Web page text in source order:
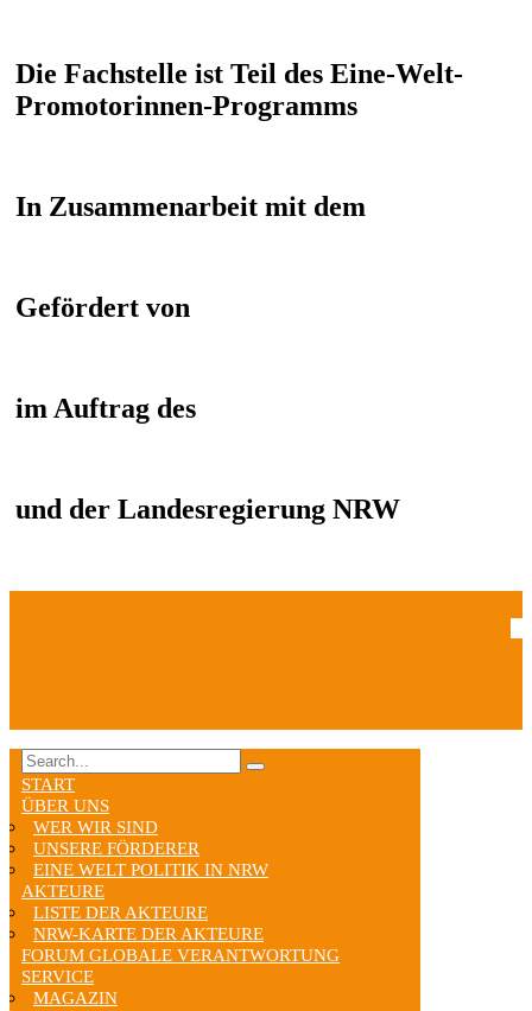
Die Fachstelle ist Teil des Eine-Welt-
Promotorinnen-Programms
In Zusammenarbeit mit dem
Gefördert von
im Auftrag des
und der Landesregierung NRW
START
ÜBER UNS
WER WIR SIND
UNSERE FÖRDERER
EINE WELT POLITIK IN NRW
AKTEURE
LISTE DER AKTEURE
NRW-KARTE DER AKTEURE
FORUM GLOBALE VERANTWORTUNG
SERVICE
MAGAZIN